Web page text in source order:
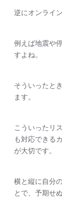
逆にオンライ
例えば地震や
すよね。
そういったと
ます。
こういったリ
も対応できる
が大切です。
横と縦に自分
とで、予期せ